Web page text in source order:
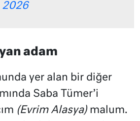
2026
adam
yer alan bir diğer
Saba Tümer’i
(Evrim Alasya) malum.